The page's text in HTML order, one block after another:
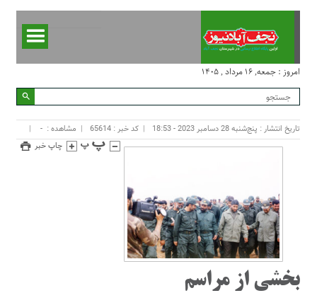
امروز : جمعه, ۱۶ مرداد , ۱۴۰۵
تاریخ انتشار : پنج‌شنبه 28 دسامبر 2023 - 18:53 کد خبر : 65614 مشاهده : -
چاپ خبر
بخشی از مراسم